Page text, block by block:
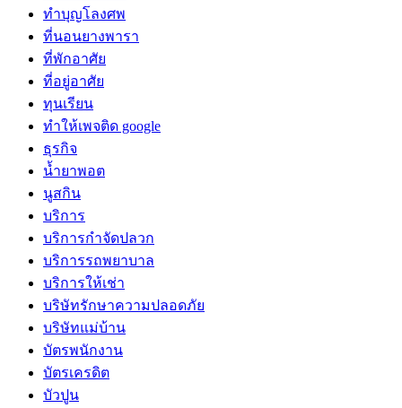
ทำบุญโลงศพ
ที่นอนยางพารา
ที่พักอาศัย
ที่อยู่อาศัย
ทุนเรียน
ทําให้เพจติด google
ธุรกิจ
น้ำยาพอต
นูสกิน
บริการ
บริการกำจัดปลวก
บริการรถพยาบาล
บริการให้เช่า
บริษัทรักษาความปลอดภัย
บริษัทแม่บ้าน
บัตรพนักงาน
บัตรเครดิต
บัวปูน